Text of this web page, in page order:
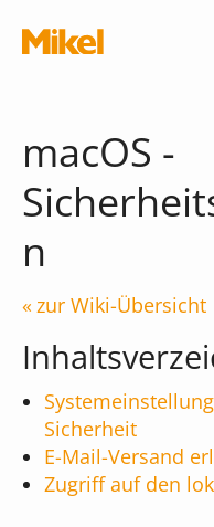
Module
Terminal
Online-
Die Musikschul-
Was kostet die
Chatbot
iMikel
macOS -
n
zur Wiki-Übersicht
Sicherheit
E-Mail-Versand
Zugriff auf den